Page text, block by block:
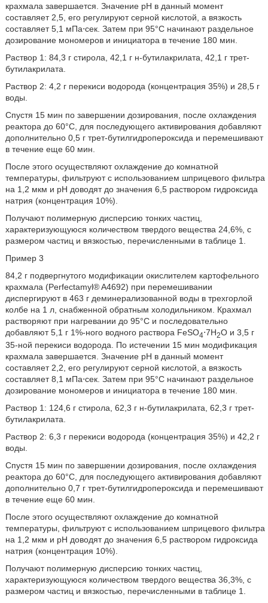
крахмала завершается. Значение pH в данный момент
составляет 2,5, его регулируют серной кислотой, а вязкость
составляет 5,1 мПа⋅сек. Затем при 95°C начинают раздельное
дозирование мономеров и инициатора в течение 180 мин.
Раствор 1: 84,3 г стирола, 42,1 г н-бутилакрилата, 42,1 г трет-
бутилакрилата.
Раствор 2: 4,2 г перекиси водорода (концентрация 35%) и 28,5 г
воды.
Спустя 15 мин по завершении дозирования, после охлаждения
реактора до 60°C, для последующего активирования добавляют
дополнительно 0,5 г трет-бутилгидропероксида и перемешивают
в течение еще 60 мин.
После этого осуществляют охлаждение до комнатной
температуры, фильтруют с использованием шприцевого фильтра
на 1,2 мкм и pH доводят до значения 6,5 раствором гидроксида
натрия (концентрация 10%).
Получают полимерную дисперсию тонких частиц,
характеризующуюся количеством твердого вещества 24,6%, с
размером частиц и вязкостью, перечисленными в таблице 1.
Пример 3
84,2 г подвергнутого модификации окислителем картофельного
крахмала (Perfectamyl® A4692) при перемешивании
диспергируют в 463 г деминерализованной воды в трехгорлой
колбе на 1 л, снабженной обратным холодильником. Крахмал
растворяют при нагревании до 95°C и последовательно
добавляют 5,1 г 1%-ного водного раствора FeSO4⋅7H2O и 3,5 г
35-ной перекиси водорода. По истечении 15 мин модификация
крахмала завершается. Значение pH в данный момент
составляет 2,2, его регулируют серной кислотой, а вязкость
составляет 8,1 мПа⋅сек. Затем при 95°C начинают раздельное
дозирование мономеров и инициатора в течение 180 мин.
Раствор 1: 124,6 г стирола, 62,3 г н-бутилакрилата, 62,3 г трет-
бутилакрилата.
Раствор 2: 6,3 г перекиси водорода (концентрация 35%) и 42,2 г
воды.
Спустя 15 мин по завершении дозирования, после охлаждения
реактора до 60°C, для последующего активирования добавляют
дополнительно 0,7 г трет-бутилгидропероксида и перемешивают
в течение еще 60 мин.
После этого осуществляют охлаждение до комнатной
температуры, фильтруют с использованием шприцевого фильтра
на 1,2 мкм и pH доводят до значения 6,5 раствором гидроксида
натрия (концентрация 10%).
Получают полимерную дисперсию тонких частиц,
характеризующуюся количеством твердого вещества 36,3%, с
размером частиц и вязкостью, перечисленными в таблице 1.